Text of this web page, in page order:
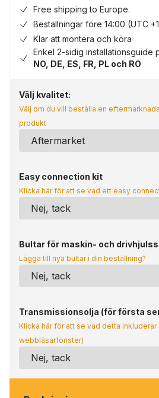
Free shipping to Europe.
Beställningar före 14:00 (UTC
Klar att montera och köra
Enkel 2-sidig installationsguide
NO, DE, ES, FR, PL och RO
Välj kvalitet:
Välj om du vill beställa en
produkt
Easy connection kit
Klicka här för att se vad ett easy
Bultar för maskin- och
Lägga till nya bultar i din beställning?
Transmissionsolja (för första
Klicka här för att se vad detta
webbläsarfönster)